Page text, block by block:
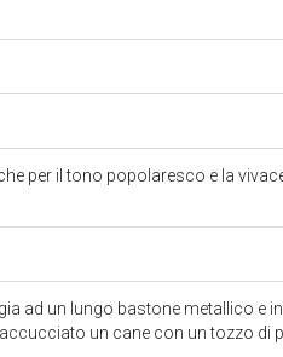
per il tono popolaresco e la
ad un lungo bastone metallico e
un cane con un tozzo di